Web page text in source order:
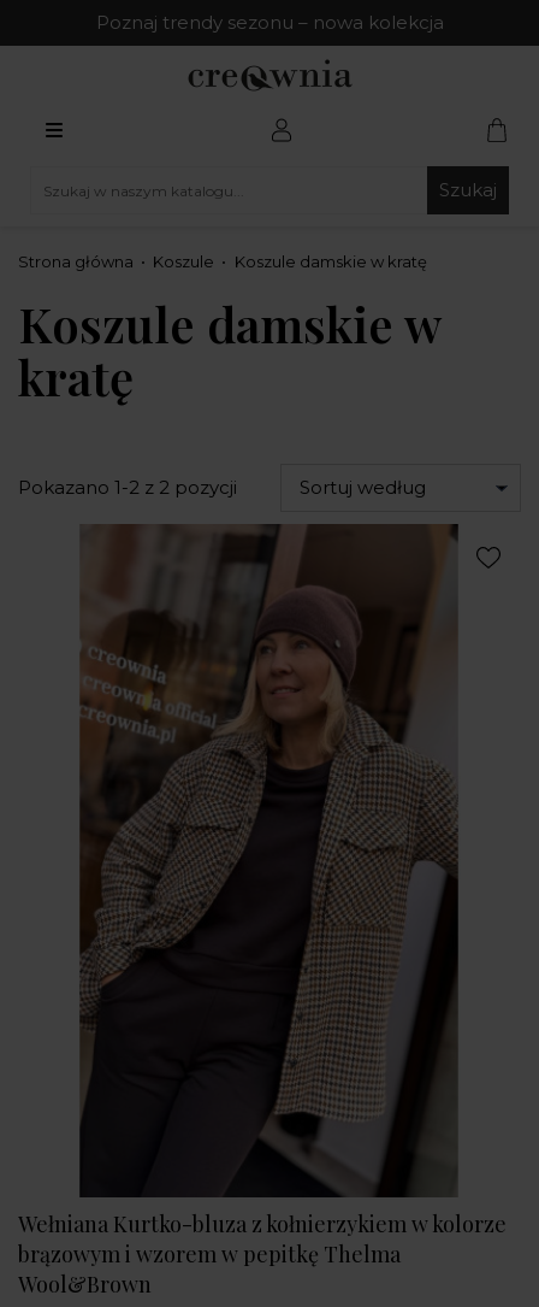
Poznaj trendy sezonu – nowa kolekcja
Szukaj
Strona główna Koszule Koszule damskie w kratę
Koszule damskie w
kratę
Pokazano 1-2 z 2 pozycji Sortuj według
Wełniana Kurtko-bluza z kołnierzykiem w kolorze
brązowym i wzorem w pepitkę Thelma
Wool&Brown